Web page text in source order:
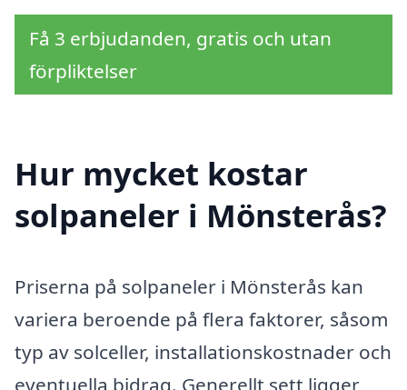
Få 3 erbjudanden, gratis och utan
förpliktelser
Hur mycket kostar
solpaneler i Mönsterås?
Priserna på solpaneler i Mönsterås kan
variera beroende på flera faktorer, såsom
typ av solceller, installationskostnader och
eventuella bidrag. Generellt sett ligger